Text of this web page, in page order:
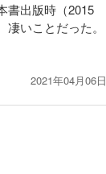
書出版時（2015
いことだった。
2021年04月06日